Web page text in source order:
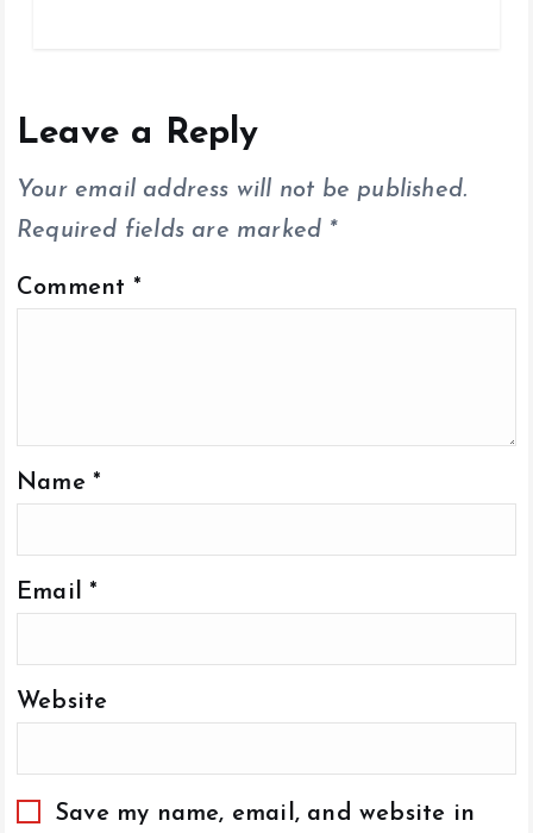
o
p
p
Leave a Reply
Your email address will not be published.
Required fields are marked *
Comment *
Name *
Email *
Website
Save my name, email, and website in